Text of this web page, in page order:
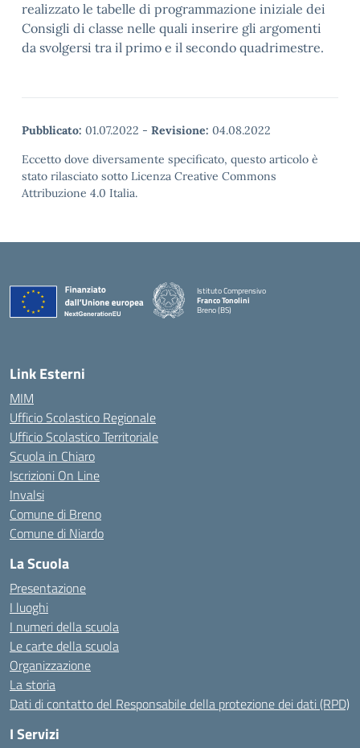
realizzato le tabelle di programmazione iniziale dei
Consigli di classe nelle quali inserire gli argomenti
da svolgersi tra il primo e il secondo quadrimestre.
Pubblicato: 01.07.2022 - Revisione: 04.08.2022
Eccetto dove diversamente specificato, questo articolo è
stato rilasciato sotto Licenza Creative Commons
Attribuzione 4.0 Italia.
Istituto Comprensivo
Franco Tonolini
Breno (BS)
Link Esterni
MIM
Ufficio Scolastico Regionale
Ufficio Scolastico Territoriale
Scuola in Chiaro
Iscrizioni On Line
Invalsi
Comune di Breno
Comune di Niardo
La Scuola
Presentazione
I luoghi
I numeri della scuola
Le carte della scuola
Organizzazione
La storia
Dati di contatto del Responsabile della protezione dei dati (RPD)
I Servizi